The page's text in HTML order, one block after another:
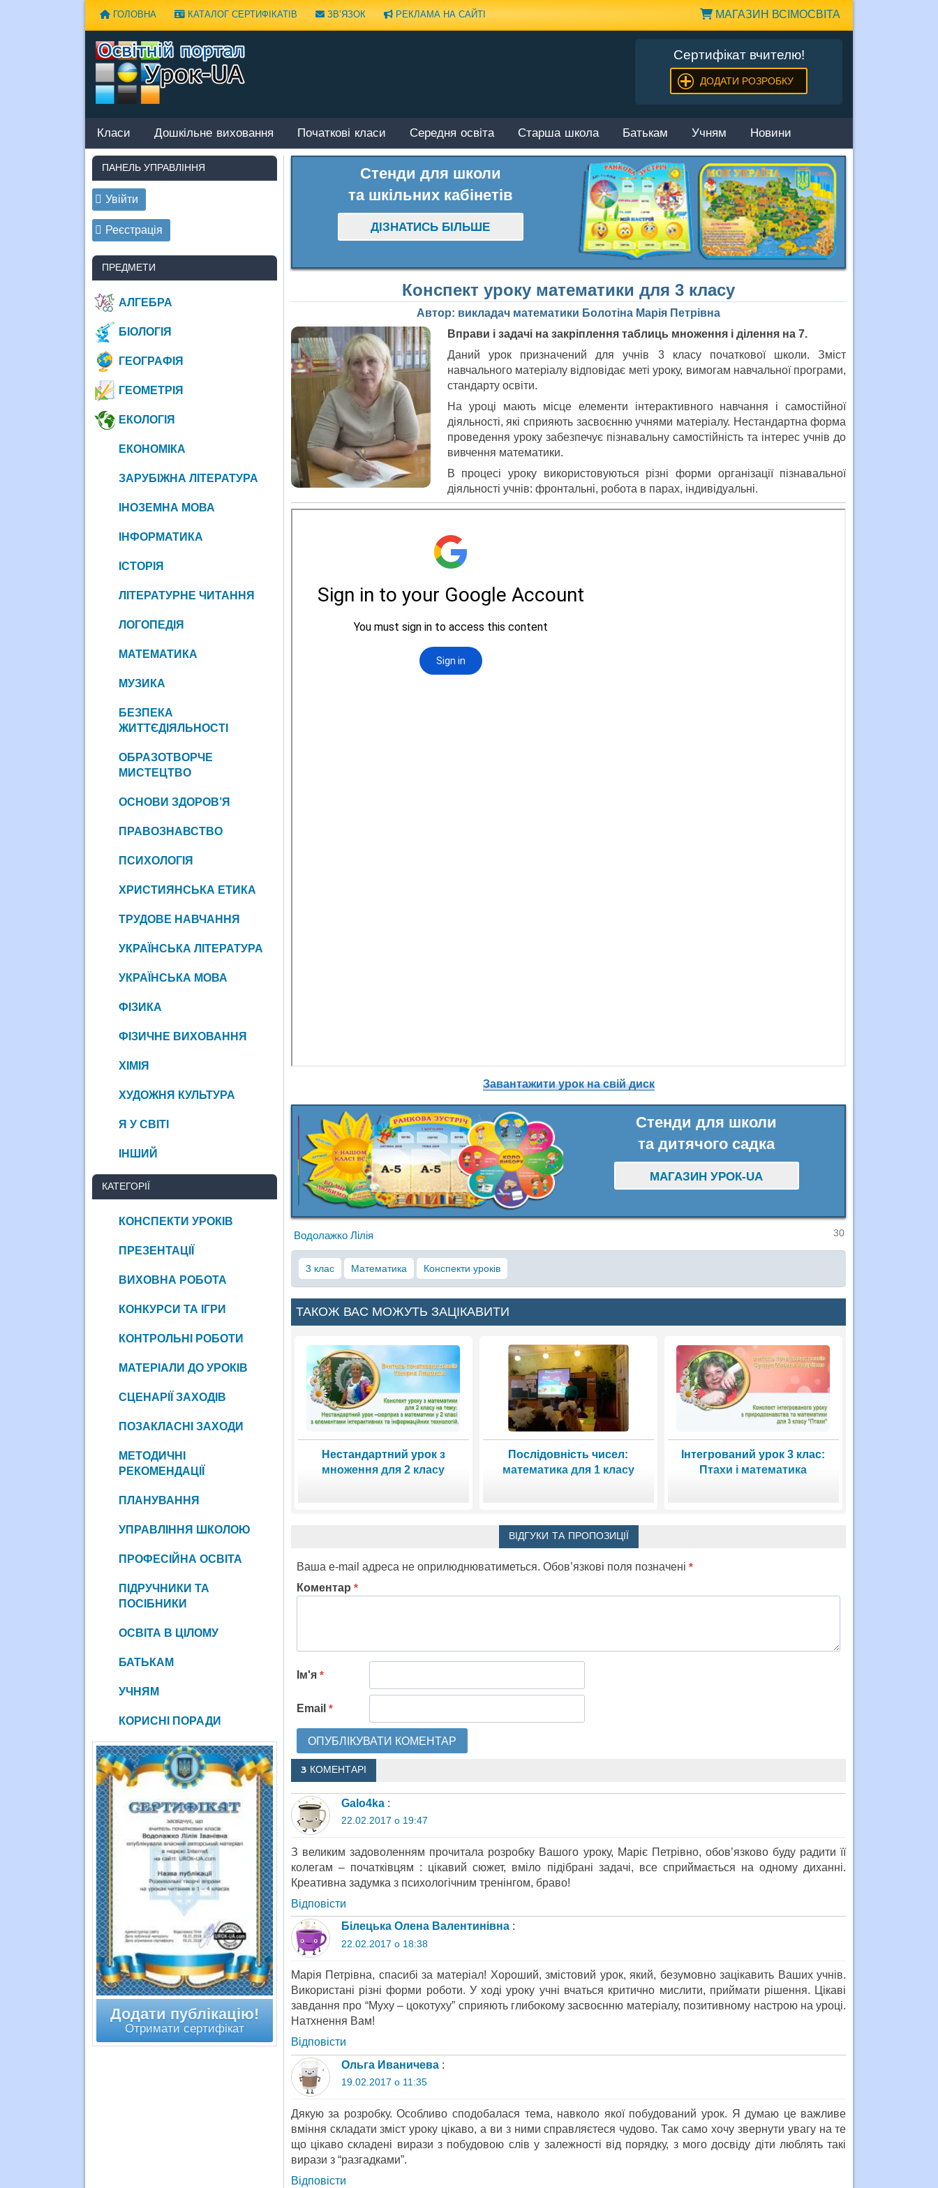
МАГАЗИН ВСІМОСВІТА
ГОЛОВНА КАТАЛОГ СЕРТИФІКАТІВ ЗВ’ЯЗОК РЕКЛАМА НА САЙТІ
Сертифікат вчителю!
ДОДАТИ РОЗРОБКУ
Класи Дошкільне виховання Початкові класи Середня освіта Старша школа Батькам Учням Новини
Стенди для школи
та шкільних кабінетів
ДІЗНАТИСЬ БІЛЬШЕ
Конспект уроку математики для 3 класу
Автор: викладач математики Болотіна Марія Петрівна
Вправи і задачі на закріплення таблиць множення і ділення на 7.
Даний урок призначений для учнів 3 класу початкової школи. Зміст
навчального матеріалу відповідає меті уроку, вимогам навчальної програми,
стандарту освіти.
На уроці мають місце елементи інтерактивного навчання і самостійної
діяльності, які сприяють засвоєнню учнями матеріалу. Нестандартна форма
проведення уроку забезпечує пізнавальну самостійність та інтерес учнів до
вивчення математики.
В процесі уроку використовуються різні форми організації пізнавальної
діяльності учнів: фронтальні, робота в парах, індивідуальні.
Завантажити урок на свій диск
Стенди для школи
та дитячого садка
МАГАЗИН УРОК-UA
Водолажко Лілія 30
3 клас Математика Конспекти уроків
ТАКОЖ ВАС МОЖУТЬ ЗАЦІКАВИТИ
Нестандартний урок з
множення для 2 класу
Послідовність чисел:
математика для 1 класу
Інтегрований урок 3 клас:
Птахи і математика
ВІДГУКИ ТА ПРОПОЗИЦІЇ
Ваша e-mail адреса не оприлюднюватиметься. Обов’язкові поля позначені *
Коментар *
Ім'я *
Email *
3 КОМЕНТАРІ
Galo4ka :
22.02.2017 о 19:47
З великим задоволенням прочитала розробку Вашого уроку, Маріє Петрівно, обов’язково буду радити її
колегам – початківцям : цікавий сюжет, вміло підібрані задачі, все сприймається на одному диханні.
Креативна задумка з психологічним тренінгом, браво!
Відповіcти
Білецька Олена Валентинівна :
22.02.2017 о 18:38
Марія Петрівна, спасибі за матеріал! Хороший, змістовий урок, який, безумовно зацікавить Ваших учнів.
Використані різні форми роботи. У ході уроку учні вчаться критично мислити, приймати рішення. Цікаві
завдання про “Муху – цокотуху” сприяють глибокому засвоєнню матеріалу, позитивному настрою на уроці.
Натхнення Вам!
Відповіcти
Ольга Иваничева :
19.02.2017 о 11:35
Дякую за розробку. Особливо сподобалася тема, навколо якої побудований урок. Я думаю це важливе
вміння складати зміст уроку цікаво, а ви з ними справляєтеся чудово. Так само хочу звернути увагу на те
що цікаво складені вирази з побудовою слів у залежності від порядку, з мого досвіду діти люблять такі
вирази з “разгадками”.
Відповіcти
ПАНЕЛЬ УПРАВЛІННЯ
Увійти
Реєстрація
ПРЕДМЕТИ
АЛГЕБРА
БІОЛОГІЯ
ГЕОГРАФІЯ
ГЕОМЕТРІЯ
ЕКОЛОГІЯ
ЕКОНОМІКА
ЗАРУБІЖНА ЛІТЕРАТУРА
ІНОЗЕМНА МОВА
ІНФОРМАТИКА
ІСТОРІЯ
ЛІТЕРАТУРНЕ ЧИТАННЯ
ЛОГОПЕДІЯ
МАТЕМАТИКА
МУЗИКА
БЕЗПЕКА
ЖИТТЄДІЯЛЬНОСТІ
ОБРАЗОТВОРЧЕ
МИСТЕЦТВО
ОСНОВИ ЗДОРОВ’Я
ПРАВОЗНАВСТВО
ПСИХОЛОГІЯ
ХРИСТИЯНСЬКА ЕТИКА
ТРУДОВЕ НАВЧАННЯ
УКРАЇНСЬКА ЛІТЕРАТУРА
УКРАЇНСЬКА МОВА
ФІЗИКА
ФІЗИЧНЕ ВИХОВАННЯ
ХІМІЯ
ХУДОЖНЯ КУЛЬТУРА
Я У СВІТІ
ІНШИЙ
КАТЕГОРІЇ
КОНСПЕКТИ УРОКІВ
ПРЕЗЕНТАЦІЇ
ВИХОВНА РОБОТА
КОНКУРСИ ТА ІГРИ
КОНТРОЛЬНІ РОБОТИ
МАТЕРІАЛИ ДО УРОКІВ
СЦЕНАРІЇ ЗАХОДІВ
ПОЗАКЛАСНІ ЗАХОДИ
МЕТОДИЧНІ
РЕКОМЕНДАЦІЇ
ПЛАНУВАННЯ
УПРАВЛІННЯ ШКОЛОЮ
ПРОФЕСІЙНА ОСВІТА
ПІДРУЧНИКИ ТА
ПОСІБНИКИ
ОСВІТА В ЦІЛОМУ
БАТЬКАМ
УЧНЯМ
КОРИСНІ ПОРАДИ
Додати публікацію!
Отримати сертифікат